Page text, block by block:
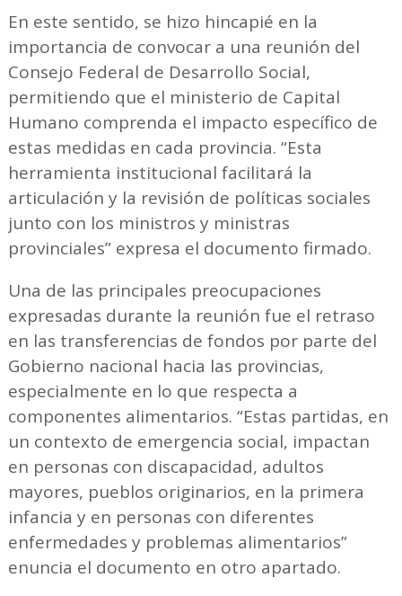
En este sentido, se hizo hincapié en la
importancia de convocar a una reunión del
Consejo Federal de Desarrollo Social,
permitiendo que el ministerio de Capital
Humano comprenda el impacto específico de
estas medidas en cada provincia. “Esta
herramienta institucional facilitará la
articulación y la revisión de políticas sociales
junto con los ministros y ministras
provinciales” expresa el documento firmado.
Una de las principales preocupaciones
expresadas durante la reunión fue el retraso
en las transferencias de fondos por parte del
Gobierno nacional hacia las provincias,
especialmente en lo que respecta a
componentes alimentarios. “Estas partidas, en
un contexto de emergencia social, impactan
en personas con discapacidad, adultos
mayores, pueblos originarios, en la primera
infancia y en personas con diferentes
enfermedades y problemas alimentarios”
enuncia el documento en otro apartado.